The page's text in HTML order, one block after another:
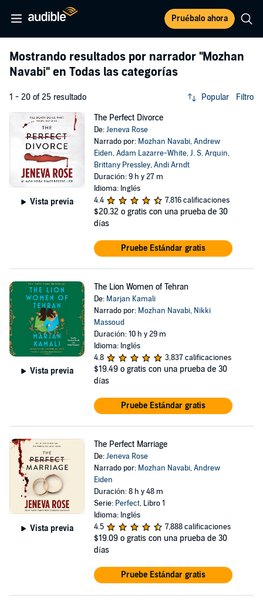
Pruébalo ahora
Mostrando resultados por narrador "Mozhan
Navabi" en Todas las categorías
1 - 20 of 25 resultado Popular Filtro
Vista previa
The Perfect Divorce
De:Jeneva Rose
Narrado por: Mozhan Navabi,Andrew
Eiden,Adam Lazarre-White,J. S. Arquin,
Brittany Pressley,Andi Arndt
Duración: 9 h y 27 m
Idioma: Inglés
4.4
7,816 calificaciones
$20.32 o gratis con una prueba de 30
días
Pruebe Estándar gratis
Vista previa
The Lion Women of Tehran
De: Marjan Kamali
Narrado por: Mozhan Navabi, Nikki
Massoud
Duración: 10 h y 29 m
Idioma: Inglés
4.8
3,837 calificaciones
$19.49 o gratis con una prueba de 30
días
Pruebe Estándar gratis
Vista previa
The Perfect Marriage
De:Jeneva Rose
Narrado por: Mozhan Navabi,Andrew
Eiden
Duración: 8 h y 48 m
Serie: Perfect, Libro 1
Idioma: Inglés
4.5
7,888 calificaciones
$19.09 o gratis con una prueba de 30
días
Pruebe Estándar gratis